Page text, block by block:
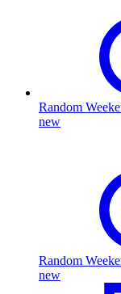
Random
new
Random
new